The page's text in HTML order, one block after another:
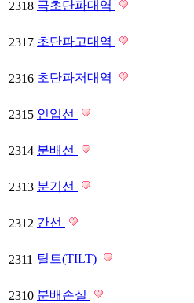
2318 극초단파대역
2317 초단파고대역
2316 초단파저대역
2315 인입선
2314 분배선
2313 분기선
2312 간선
2311 틸트(TILT)
2310 분배손실